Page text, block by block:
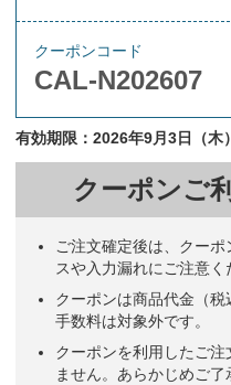
クーポンコード
CAL-N202607
有効期限：2026年9月3日（木
クーポンご
ご注文確定後は、クーポ
スや入力漏れにご注意く
クーポンは商品代金（
手数料は対象外です。
クーポンを利用したご
ません。あらかじめご了